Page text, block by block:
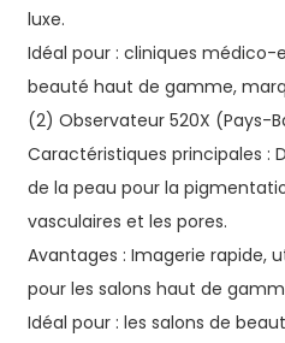
luxe.
Idéal pour : cliniques médico-
beauté haut de gamme,
(2) Observateur 520X (Pays-
Caractéristiques principales :
de la peau pour la
vasculaires et les pores.
Avantages : Imagerie rapide,
pour les salons haut de
Idéal pour : les salons de